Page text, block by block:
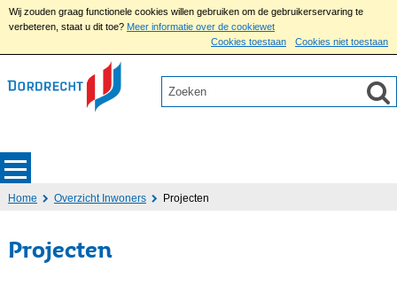
Wij zouden graag functionele cookies willen gebruiken om de gebruikerservaring te
verbeteren, staat u dit toe? Meer informatie over de cookiewet
Cookies toestaan
Cookies niet toestaan
Home Overzicht Inwoners Projecten
Projecten